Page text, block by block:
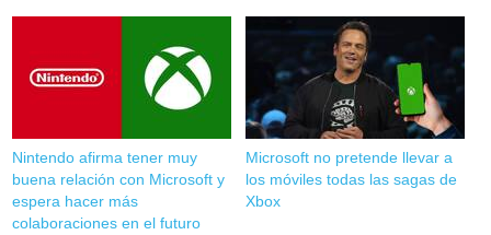
Nintendo afirma tener muy
buena relación con Microsoft y
espera hacer más
colaboraciones en el futuro
Microsoft no pretende llevar a
los móviles todas las sagas de
Xbox